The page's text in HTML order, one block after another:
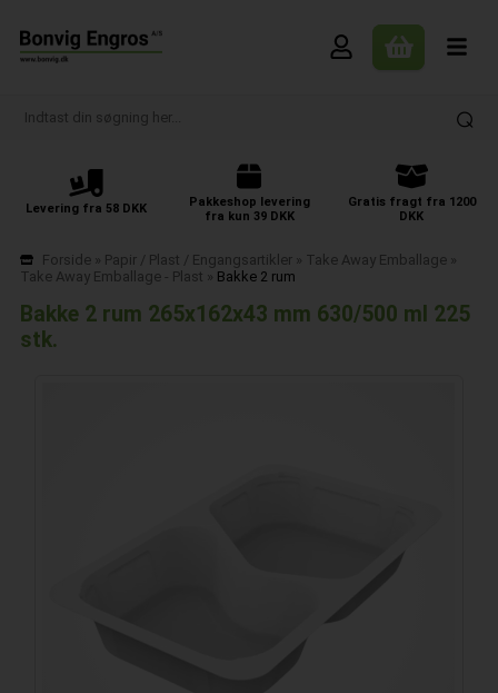
Levering fra 58 DKK
Pakkeshop levering
fra kun 39 DKK
Gratis fragt fra 1200
DKK
Forside» Papir / Plast / Engangsartikler» Take Away Emballage»
Take Away Emballage - Plast » Bakke 2 rum
Bakke 2 rum 265x162x43 mm 630/500 ml 225
stk.